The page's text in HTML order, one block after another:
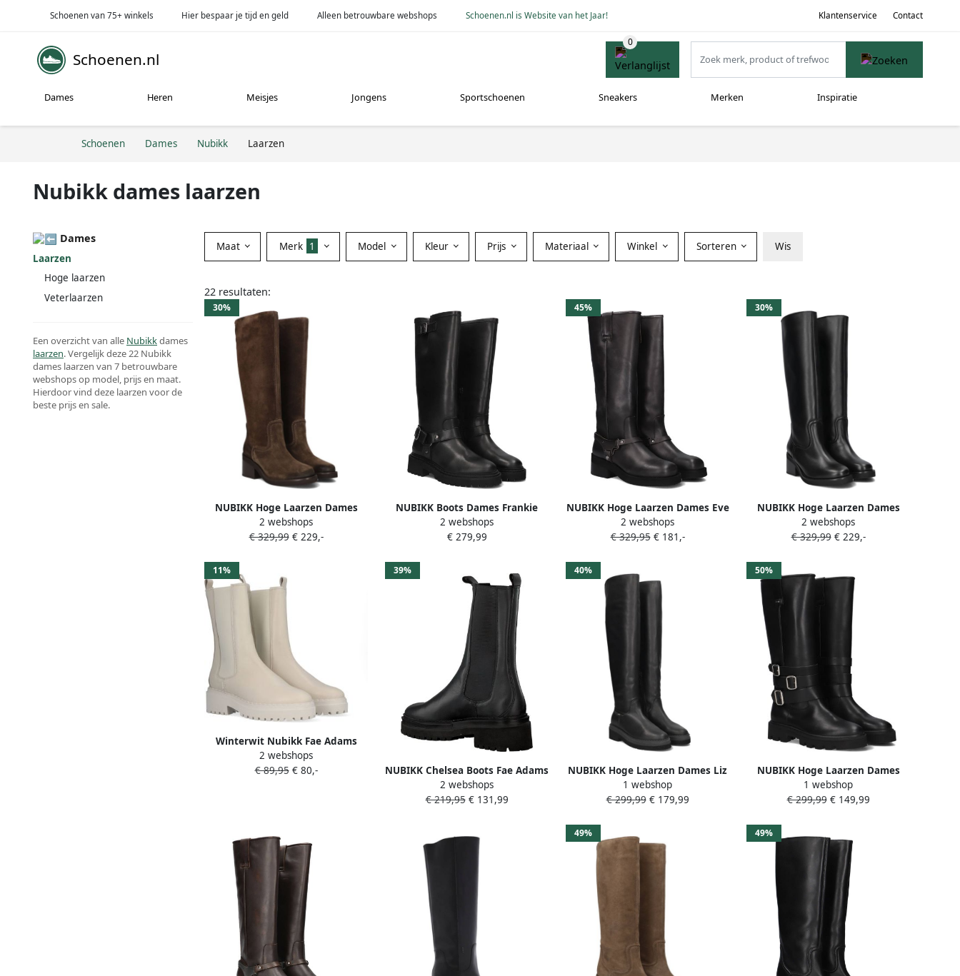
Schoenen van 75+ winkels Hier bespaar je tijd en geld Alleen betrouwbare webshops Schoenen.nl is Website van het Jaar! Klantenservice Contact
Schoenen.nl
Dames Heren Meisjes Jongens Sportschoenen Sneakers Merken Inspiratie
Schoenen Dames Nubikk Laarzen
Nubikk dames laarzen
Dames
Laarzen
Hoge laarzen
Veterlaarzen
Een overzicht van alle Nubikkdames
laarzen. Vergelijk deze 22 Nubikk
dames laarzen van 7 betrouwbare
webshops op model, prijs en maat.
Hierdoor vind deze laarzen voor de
beste prijs en sale.
Maat Merk 1 Model Kleur Prijs Materiaal Winkel Sorteren Wis
22 resultaten:
30%
NUBIKK Hoge Laarzen Dames
Cassy Boot Maat: 40 Materiaal:
Suède Kleur: Bruin
2 webshops
€ 329,99€ 229,-
NUBIKK Boots Dames Frankie
Leva Maat: 39 Materiaal: Leer
Kleur: Zwart
2 webshops
€ 279,99
45%
NUBIKK Hoge Laarzen Dames Eve
Lynn Maat: 40 Materiaal: Leer
Kleur: Zwart
2 webshops
€ 329,95€ 181,-
30%
NUBIKK Hoge Laarzen Dames
Cassy Boot Maat: 41 Materiaal:
Leer Kleur: Zwart
2 webshops
€ 329,99€ 229,-
11%
Winterwit Nubikk Fae Adams
Chelsea boots Enkellaarsjes
Dames Wit
2 webshops
€ 89,95€ 80,-
39%
NUBIKK Chelsea Boots Fae Adams
Maat: 42 Materiaal: Leer Kleur:
Zwart
2 webshops
€ 219,95€ 131,99
40%
NUBIKK Hoge Laarzen Dames Liz
Eiffel Maat: 38 Materiaal: Leer
Kleur: Zwart
1 webshop
€ 299,99€ 179,99
50%
NUBIKK Hoge Laarzen Dames
Frankie Lynn Maat: 40 Materiaal:
Leer Kleur: Zwart
1 webshop
€ 299,99€ 149,99
49% 49%